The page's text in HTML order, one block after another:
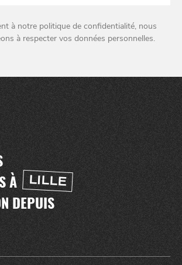
à notre politique de confidentialité, nous
à respecter vos données personnelles.
À
LILLE
DEPUIS